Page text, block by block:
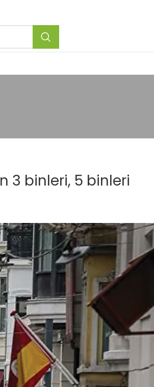
3 binleri, 5 binleri